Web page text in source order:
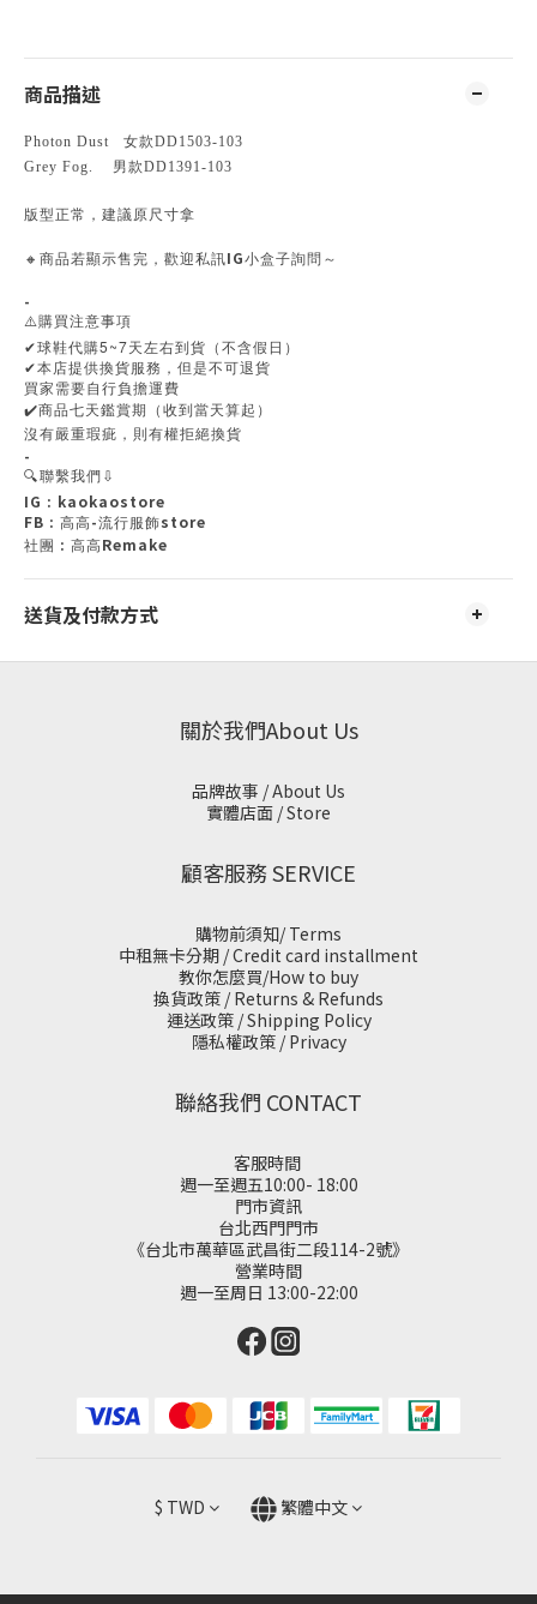
商品描述
Photon Dust 女款DD1503-103
Grey Fog. 男款DD1391-103
版型正常，建議原尺寸拿
🔸 商品若顯示售完，歡迎私訊IG小盒子詢問～
-
⚠️購買注意事項
✔球鞋代購5~7天左右到貨（不含假日）
✔本店提供換貨服務，但是不可退貨
買家需要自行負擔運費
✔️商品七天鑑賞期（收到當天算起）
沒有嚴重瑕疵，則有權拒絕換貨
-
🔍聯繫我們⇩
IG : kaokaostore
FB : 高高-流行服飾store
社團 : 高高Remake
送貨及付款方式
關於我們About Us
品牌故事 / About Us
實體店面 / Store
顧客服務 SERVICE
購物前須知/ Terms
中租無卡分期 / Credit card installment
教你怎麼買/How to buy
換貨政策 / Returns & Refunds
運送政策 / Shipping Policy
隱私權政策 / Privacy
聯絡我們 CONTACT
客服時間
週一至週五10:00- 18:00
門市資訊
台北西門門市
《台北市萬華區武昌街二段114-2號》
營業時間
週一至周日 13:00-22:00
$ TWD 繁體中文